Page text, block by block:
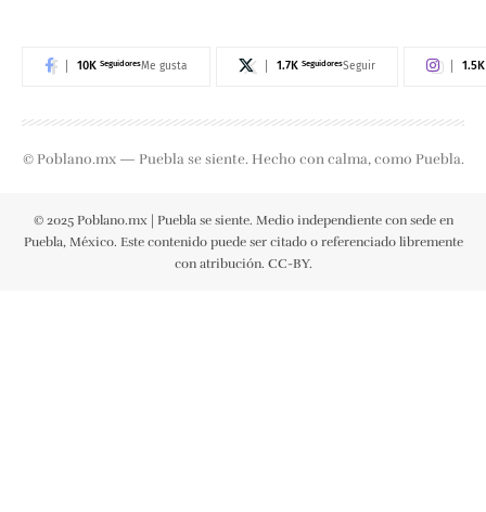
10K SeguidoresMe gusta 1.7K SeguidoresSeguir 1.5K
© Poblano.mx — Puebla se siente. Hecho con calma, como Puebla.
© 2025 Poblano.mx | Puebla se siente. Medio independiente con sede en
Puebla, México. Este contenido puede ser citado o referenciado libremente
con atribución. CC-BY.